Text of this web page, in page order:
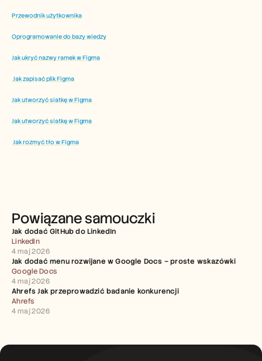
Przewodnik użytkownika
Oprogramowanie do bazy wiedzy
Jak ukryć nazwy ramek w Figma
Jak zapisać plik Figma
Jak utworzyć siatkę w Figma
Jak utworzyć siatkę w Figma
Jak rozmyć tło w Figma
Powiązane samouczki
Jak dodać GitHub do LinkedIn
LinkedIn
4 maj 2026
Jak dodać menu rozwijane w Google Docs – proste wskazówki
Google Docs
4 maj 2026
Ahrefs Jak przeprowadzić badanie konkurencji
Ahrefs
4 maj 2026